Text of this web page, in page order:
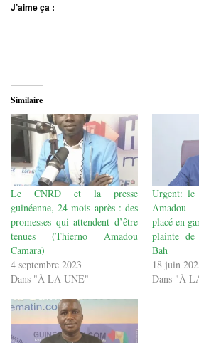
J’aime ça :
Similaire
Le CNRD et la presse
guinéenne, 24 mois après : des
promesses qui attendent d’être
tenues (Thierno Amadou
Camara)
4 septembre 2023
Dans "À LA UNE"
Urgent: le
Amadou
placé en
plainte de
Bah
18 juin
Dans "À